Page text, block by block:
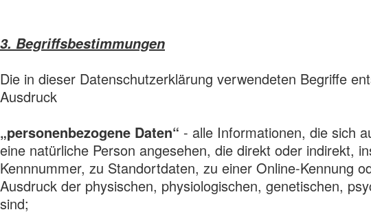
3. Begriffsbestimmungen
Die in dieser Datenschutzerklärung verwendeten Begriffe
Ausdruck
„personenbezogene Daten“ - alle Informationen, die sich
eine natürliche Person angesehen, die direkt oder indirekt,
Kennnummer, zu Standortdaten, zu einer Online-Kennung
Ausdruck der physischen, physiologischen, genetischen,
sind;